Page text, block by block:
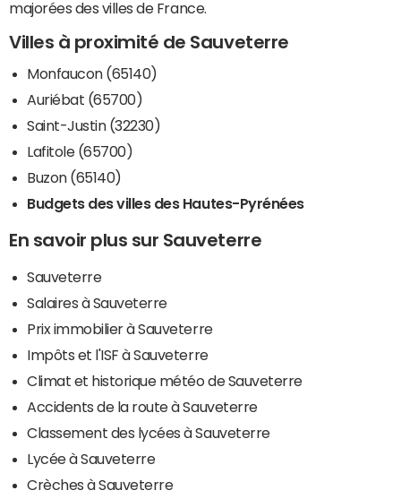
majorées des villes de France.
Villes à proximité de Sauveterre
Monfaucon (65140)
Auriébat (65700)
Saint-Justin (32230)
Lafitole (65700)
Buzon (65140)
Budgets des villes des Hautes-Pyrénées
En savoir plus sur Sauveterre
Sauveterre
Salaires à Sauveterre
Prix immobilier à Sauveterre
Impôts et l'ISF à Sauveterre
Climat et historique météo de Sauveterre
Accidents de la route à Sauveterre
Classement des lycées à Sauveterre
Lycée à Sauveterre
Crèches à Sauveterre